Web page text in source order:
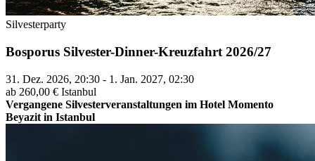
Silvesterparty
Bosporus Silvester-Dinner-Kreuzfahrt 2026/27
31. Dez. 2026, 20:30 - 1. Jan. 2027, 02:30
ab 260,00 € Istanbul
Vergangene Silvesterveranstaltungen im Hotel Momento
Beyazit in Istanbul